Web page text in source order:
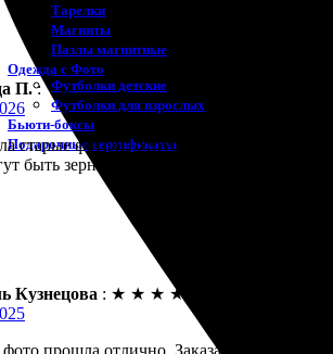
Тарелки
Магниты
Пазлы магнитные
Одежда с Фото
Футболки детские
Футболки для взрослых
Бьюти-боксы
Подарочные сертификаты
П. :
старые фото из отпуска, чтобы в альбом
быть зерна, так и вышло на парочке, но
Кузнецова : ★ ★ ★ ★